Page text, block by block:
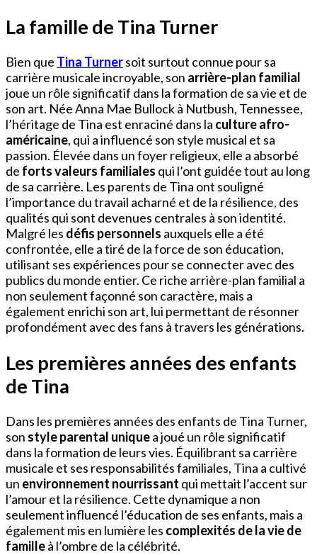
La famille de Tina Turner
Bien que Tina Turnersoit surtout connue pour sa
carrière musicale incroyable, son arrière-plan familial
joue un rôle significatif dans la formation de sa vie et de
son art. Née Anna Mae Bullock à Nutbush, Tennessee,
l’héritage de Tina est enraciné dans la culture afro-
américaine, qui a influencé son style musical et sa
passion. Élevée dans un foyer religieux, elle a absorbé
de forts valeurs familiales qui l’ont guidée tout au long
de sa carrière. Les parents de Tina ont souligné
l’importance du travail acharné et de la résilience, des
qualités qui sont devenues centrales à son identité.
Malgré les défis personnels auxquels elle a été
confrontée, elle a tiré de la force de son éducation,
utilisant ses expériences pour se connecter avec des
publics du monde entier. Ce riche arrière-plan familial a
non seulement façonné son caractère, mais a
également enrichi son art, lui permettant de résonner
profondément avec des fans à travers les générations.
Les premières années des enfants
de Tina
Dans les premières années des enfants de Tina Turner,
son style parental uniquea joué un rôle significatif
dans la formation de leurs vies. Équilibrant sa carrière
musicale et ses responsabilités familiales, Tina a cultivé
un environnement nourrissant qui mettait l’accent sur
l’amour et la résilience. Cette dynamique a non
seulement influencé l’éducation de ses enfants, mais a
également mis en lumière les complexités de la vie de
familleà l’ombre de la célébrité.